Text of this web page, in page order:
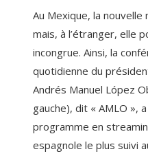
Au Mexique, la nouvelle
mais, à l’étranger, elle
incongrue. Ainsi, la
quotidienne du
Andrés Manuel López
gauche), dit « AMLO »,
programme en
espagnole le plus suivi